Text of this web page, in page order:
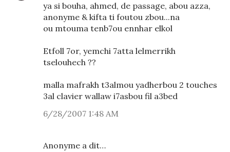
ya si bouha, ahmed, de passage, abou azza,
anonyme & kifta ti foutou zbou...na
ou mtouma tenb7ou ennhar elkol
Etfoll 7or, yemchi 7atta lelmerrikh
tselouhech ??
malla mafrakh t3almou yadherbou 2 touches
3al clavier wallaw i7asbou fil a3bed
6/28/2007 1:48 AM
Anonyme a dit…